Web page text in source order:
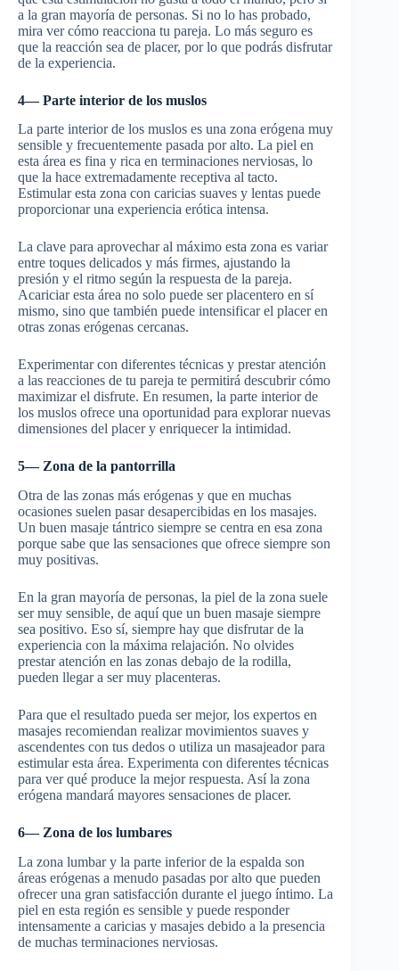
a la gran mayoría de personas. Si no lo has probado,
mira ver cómo reacciona tu pareja. Lo más seguro es
que la reacción sea de placer, por lo que podrás disfrutar
de la experiencia.
4— Parte interior de los muslos
La parte interior de los muslos es una zona erógena muy
sensible y frecuentemente pasada por alto. La piel en
esta área es fina y rica en terminaciones nerviosas, lo
que la hace extremadamente receptiva al tacto.
Estimular esta zona con caricias suaves y lentas puede
proporcionar una experiencia erótica intensa.
La clave para aprovechar al máximo esta zona es variar
entre toques delicados y más firmes, ajustando la
presión y el ritmo según la respuesta de la pareja.
Acariciar esta área no solo puede ser placentero en sí
mismo, sino que también puede intensificar el placer en
otras zonas erógenas cercanas.
Experimentar con diferentes técnicas y prestar atención
a las reacciones de tu pareja te permitirá descubrir cómo
maximizar el disfrute. En resumen, la parte interior de
los muslos ofrece una oportunidad para explorar nuevas
dimensiones del placer y enriquecer la intimidad.
5— Zona de la pantorrilla
Otra de las zonas más erógenas y que en muchas
ocasiones suelen pasar desapercibidas en los masajes.
Un buen masaje tántrico siempre se centra en esa zona
porque sabe que las sensaciones que ofrece siempre son
muy positivas.
En la gran mayoría de personas, la piel de la zona suele
ser muy sensible, de aquí que un buen masaje siempre
sea positivo. Eso sí, siempre hay que disfrutar de la
experiencia con la máxima relajación. No olvides
prestar atención en las zonas debajo de la rodilla,
pueden llegar a ser muy placenteras.
Para que el resultado pueda ser mejor, los expertos en
masajes recomiendan realizar movimientos suaves y
ascendentes con tus dedos o utiliza un masajeador para
estimular esta área. Experimenta con diferentes técnicas
para ver qué produce la mejor respuesta. Así la zona
erógena mandará mayores sensaciones de placer.
6— Zona de los lumbares
La zona lumbar y la parte inferior de la espalda son
áreas erógenas a menudo pasadas por alto que pueden
ofrecer una gran satisfacción durante el juego íntimo. La
piel en esta región es sensible y puede responder
intensamente a caricias y masajes debido a la presencia
de muchas terminaciones nerviosas.